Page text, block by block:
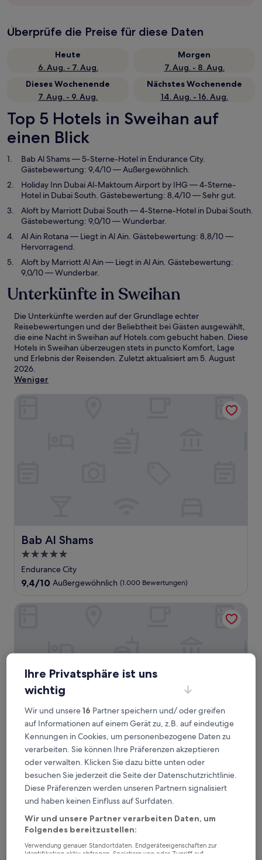
Überprüfe die Preise für diese Daten
Heute
6. Aug. - 7. Aug.
Morgen
7. Aug. - 8. Aug.
Dieses Wochenende
7. Aug. - 9. Aug.
Nächstes Wochenende
14. Aug. - 16. Aug.
Top 5 Hotels in Sweihan auf
einen Blick
Bab Al Shams— 5-Sterne-Hotel in Endurance City.
Gästebewertung: 9,4/10 — Außergewöhnlich.
Holiday Inn Dubai Al-Maktoum Airport by IHG— 4-Sterne-
Hotel in Dubai South. Gästebewertung: 8,4/10 — Sehr gut.
Aloft by Marriott Dubai South— 4-Sterne-Hotel in Dubai South.
Gästebewertung: 9,0/10 — Wunderbar.
Al Ain Rotana— Liegt in Al Ain. Gästebewertung: 8,8/10 —
Hervorragend.
Aloft by Marriott Al Ain— Liegt in Al Ain. Gästebewertung:
9,0/10 — Wunderbar.
Unterkünfte in Sweihan
Die Unterkünfte werden auf der Grundlage echter
Reisebewertungen und der Beliebtheit bei Gästen ausgewählt,
die eine Nacht in Sweihan auf Hotels.com gebucht haben. Diese
Hotels in Sweihan überzeugen stets in puncto Komfort, Lage
und Erlebnis der Reisenden. Zuletzt aktualisiert am5. August
2026.
Weniger
Bab Al Shams
Bab Al Shams
5.0-
Sterne-
Unterkunft
Endurance City
9.4
10,
9,4/10 Außergewöhnlich (1.000 Bewertungen)
Holiday Inn Dubai Al-Maktoum Airport
by IHG
Holiday Inn Dubai Al-Maktoum Airport by IHG
4.0-
Sterne-
Unterkunft
Dubai South
8.4
von
10,
Sehr
gut,
(139
8,4/10 Sehr gut (139 Bewertungen)
9. Aug.–10. Aug.
Ihre Privatsphäre ist uns
wichtig
Wir und unsere16 Partner speichern und/ oder greifen
auf Informationen auf einem Gerät zu, z.B. auf eindeutige
Kennungen in Cookies, um personenbezogene Daten zu
verarbeiten. Sie können Ihre Präferenzen akzeptieren
oder verwalten. Klicken Sie dazu bitte unten oder
besuchen Sie jederzeit die Seite der Datenschutzrichtlinie.
Diese Präferenzen werden unseren Partnern signalisiert
und haben keinen Einfluss auf Surfdaten.
Wir und unsere Partner verarbeiten Daten, um
Folgendes bereitzustellen:
Verwendung genauer Standortdaten. Endgeräteeigenschaften zur
Identifikation aktiv abfragen. Speichern von oder Zugriff auf